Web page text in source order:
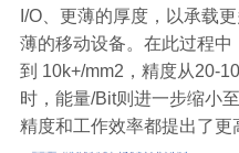
I/O、更薄的厚度，以承载
薄的移动设备。在此过程
到 10k+/mm2，精度从20-
时，能量/Bit则进一步缩小
精度和工作效率都提出了更